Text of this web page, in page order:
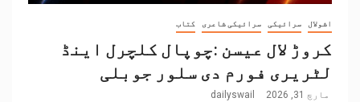
اشولال سرائیکی سرائیکی شاعری کتاب
کروڑ لال عیسن :چوپال کلچرل اینڈ
لٹریری فورم دی سلور جوبلی
مارچ 31, 2026 dailyswail